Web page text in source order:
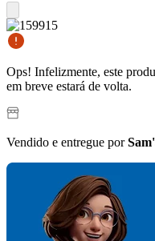
Ops! Infelizmente, este
em breve estará de volta.
Vendido e entregue por